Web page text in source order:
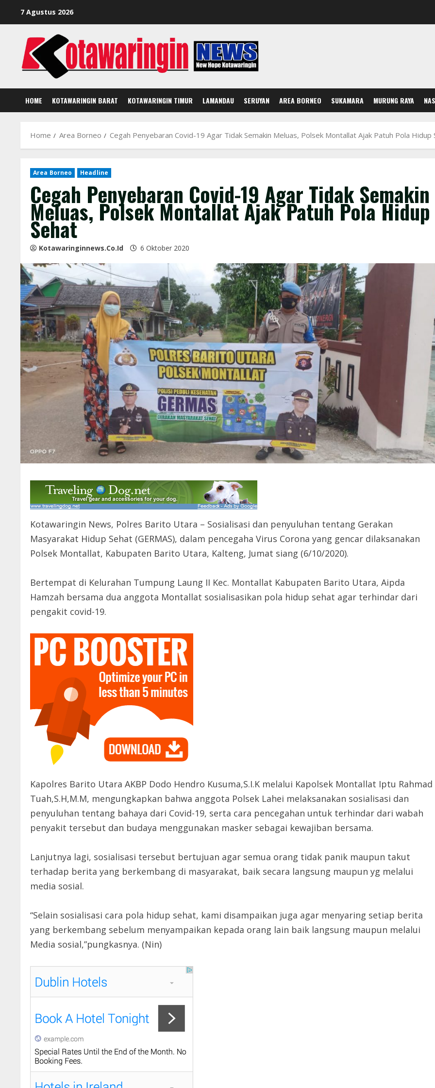
7 Agustus 2026
HOME KOTAWARINGIN BARAT KOTAWARINGIN TIMUR LAMANDAU SERUYAN AREA BORNEO SUKAMARA MURUNG RAYA
Home Area Borneo Cegah Penyebaran Covid-19 Agar Tidak Semakin Meluas, Polsek Montallat Ajak Patuh Pola Hidup
Area Borneo Headline
Cegah Penyebaran Covid-19 Agar Tidak Semakin
Meluas, Polsek Montallat Ajak Patuh Pola Hidup
Sehat
Kotawaringinnews.co.id 6 Oktober 2020
Kotawaringin News, Polres Barito Utara – Sosialisasi dan penyuluhan tentang Gerakan
Masyarakat Hidup Sehat (GERMAS), dalam pencegaha Virus Corona yang gencar dilaksanakan
Polsek Montallat, Kabupaten Barito Utara, Kalteng, Jumat siang (6/10/2020).
Bertempat di Kelurahan Tumpung Laung II Kec. Montallat Kabupaten Barito Utara, Aipda
Hamzah bersama dua anggota Montallat sosialisasikan pola hidup sehat agar terhindar dari
pengakit covid-19.
Kapolres Barito Utara AKBP Dodo Hendro Kusuma,S.I.K melalui Kapolsek Montallat Iptu Rahmad
Tuah,S.H,M.M, mengungkapkan bahwa anggota Polsek Lahei melaksanakan sosialisasi dan
penyuluhan tentang bahaya dari Covid-19, serta cara pencegahan untuk terhindar dari wabah
penyakit tersebut dan budaya menggunakan masker sebagai kewajiban bersama.
Lanjutnya lagi, sosialisasi tersebut bertujuan agar semua orang tidak panik maupun takut
terhadap berita yang berkembang di masyarakat, baik secara langsung maupun yg melalui
media sosial.
“Selain sosialisasi cara pola hidup sehat, kami disampaikan juga agar menyaring setiap berita
yang berkembang sebelum menyampaikan kepada orang lain baik langsung maupun melalui
Media sosial,”pungkasnya. (Nin)